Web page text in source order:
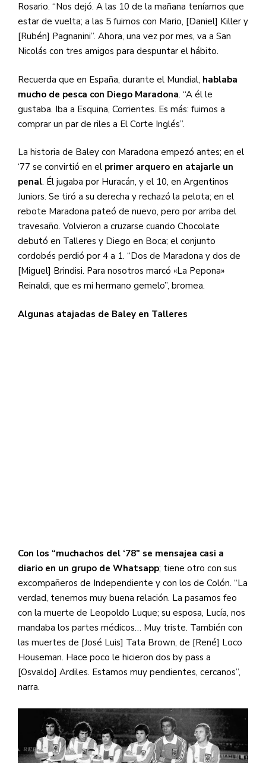
Rosario. “Nos dejó. A las 10 de la mañana teníamos que
estar de vuelta; a las 5 fuimos con Mario, [Daniel] Killer y
[Rubén] Pagnanini”. Ahora, una vez por mes, va a San
Nicolás con tres amigos para despuntar el hábito.
Recuerda que en España, durante el Mundial, hablaba
mucho de pesca con Diego Maradona. “A él le
gustaba. Iba a Esquina, Corrientes. Es más: fuimos a
comprar un par de riles a El Corte Inglés”.
La historia de Baley con Maradona empezó antes; en el
‘77 se convirtió en el primer arquero en atajarle un
penal. Él jugaba por Huracán, y el 10, en Argentinos
Juniors. Se tiró a su derecha y rechazó la pelota; en el
rebote Maradona pateó de nuevo, pero por arriba del
travesaño. Volvieron a cruzarse cuando Chocolate
debutó en Talleres y Diego en Boca; el conjunto
cordobés perdió por 4 a 1. “Dos de Maradona y dos de
[Miguel] Brindisi. Para nosotros marcó «La Pepona»
Reinaldi, que es mi hermano gemelo”, bromea.
Algunas atajadas de Baley en Talleres
Con los “muchachos del ‘78″ se mensajea casi a
diario en un grupo de Whatsapp; tiene otro con sus
excompañeros de Independiente y con los de Colón. “La
verdad, tenemos muy buena relación. La pasamos feo
con la muerte de Leopoldo Luque; su esposa, Lucía, nos
mandaba los partes médicos… Muy triste. También con
las muertes de [José Luis] Tata Brown, de [René] Loco
Houseman. Hace poco le hicieron dos by pass a
[Osvaldo] Ardiles. Estamos muy pendientes, cercanos”,
narra.